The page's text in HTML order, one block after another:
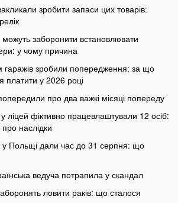
зробити запаси цих товарів:
заборонити встановлювати
у чому причина
гаражів зробили попередження: за що
платити у 2026 році
про два важкі місяці попереду
ліцей фіктивно працевлаштували 12 осіб:
наслідки
у Польщі дали час до 31 серпня: що
ведуча потрапила у скандал
ловити раків: що сталося